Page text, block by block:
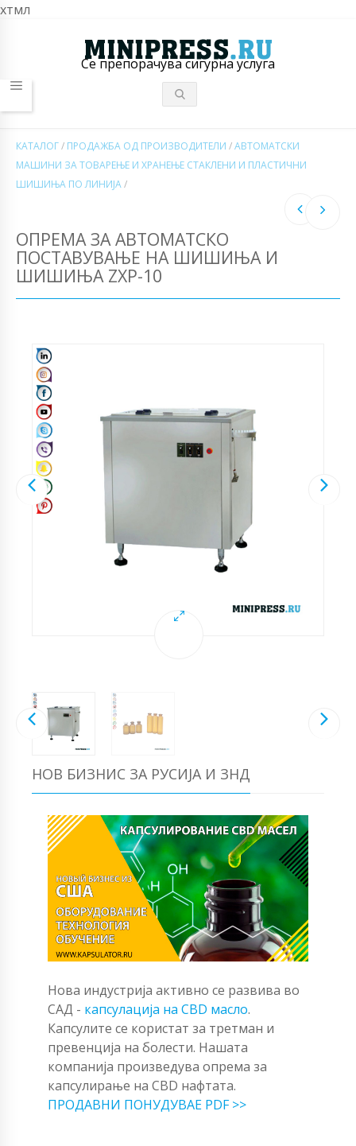
хтмл
Се препорачува сигурна услуга
КАТАЛОГ/ ПРОДАЖБА ОД ПРОИЗВОДИТЕЛИ /АВТОМАТСКИ
МАШИНИ ЗА ТОВАРЕЊЕ И ХРАНЕЊЕ СТАКЛЕНИ И ПЛАСТИЧНИ
ШИШИЊА ПО ЛИНИЈА/
ОПРЕМА ЗА АВТОМАТСКО
ПОСТАВУВАЊЕ НА ШИШИЊА И
ШИШИЊА ZXP-10
НОВ БИЗНИС ЗА РУСИЈА И ЗНД
Нова индустрија активно се развива во
САД - капсулација на CBD масло.
Капсулите се користат за третман и
превенција на болести. Нашата
компанија произведува опрема за
капсулирање на CBD нафтата.
ПРОДАВНИ ПОНУДУВАЕ PDF >>